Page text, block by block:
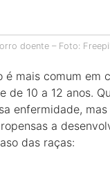
doente – Foto:
é mais comum em
de 10 a 12 anos.
enfermidade,
a
das raças: